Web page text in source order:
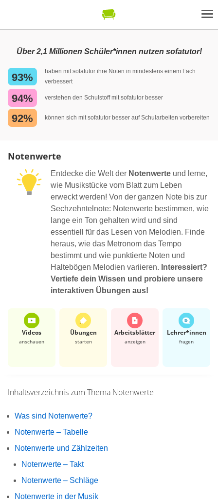
Über 2,1 Millionen Schüler*innen nutzen sofatutor!
93%
haben mit sofatutor ihre Noten in mindestens einem Fach
verbessert
94% verstehen den Schulstoff mit sofatutor besser
92% können sich mit sofatutor besser auf Schularbeiten vorbereiten
Notenwerte
Entdecke die Welt der Notenwerte und lerne,
wie Musikstücke vom Blatt zum Leben
erweckt werden! Von der ganzen Note bis zur
Sechzehntelnote: Notenwerte bestimmen, wie
lange ein Ton gehalten wird und sind
essentiell für das Lesen von Melodien. Finde
heraus, wie das Metronom das Tempo
bestimmt und wie punktierte Noten und
Haltebögen Melodien variieren. Interessiert?
Vertiefe dein Wissen und probiere unsere
interaktiven Übungen aus!
Videos
anschauen
Übungen
starten
Arbeits­blätter
anzeigen
Lehrer*​innen
fragen
Inhaltsverzeichnis zum Thema Notenwerte
Was sind Notenwerte?
Notenwerte – Tabelle
Notenwerte und Zählzeiten
Notenwerte – Takt
Notenwerte – Schläge
Notenwerte in der Musik